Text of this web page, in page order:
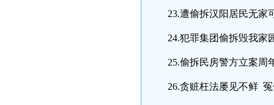
23.遭偷拆汉阳居民无家
24.犯罪集团偷拆毁我家
25.偷拆民房警方立案
26.贪赃枉法屡见不鲜